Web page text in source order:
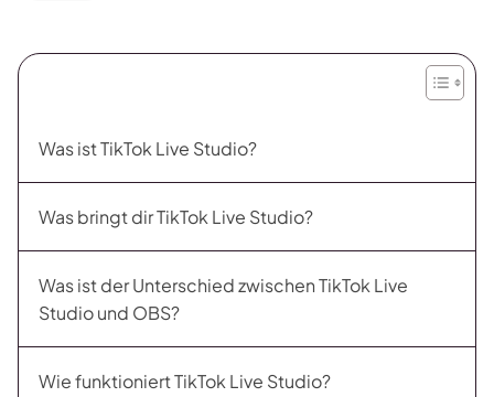
Was ist TikTok Live Studio?
Was bringt dir TikTok Live Studio?
Was ist der Unterschied zwischen TikTok Live
Studio und OBS?
Wie funktioniert TikTok Live Studio?